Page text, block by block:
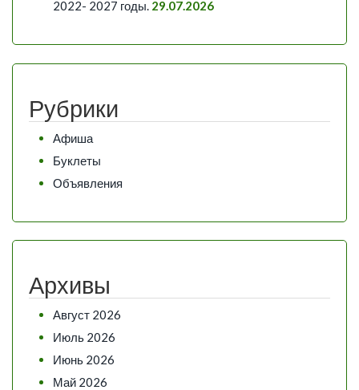
2022- 2027 годы. 29.07.2026
Рубрики
Афиша
Буклеты
Объявления
Архивы
Август 2026
Июль 2026
Июнь 2026
Май 2026